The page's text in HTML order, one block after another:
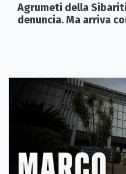
Agrumeti della
denuncia. Ma arriva